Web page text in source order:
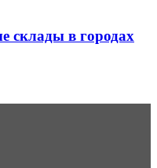
склады в городах